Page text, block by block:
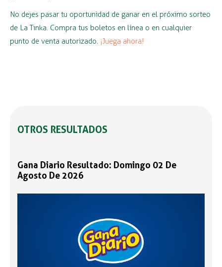
No dejes pasar tu oportunidad de ganar en el próximo sorteo
de La Tinka. Compra tus boletos en línea o en cualquier
punto de venta autorizado. ¡Juega ahora!
OTROS RESULTADOS
Gana Diario Resultado: Domingo 02 De
Agosto De 2026